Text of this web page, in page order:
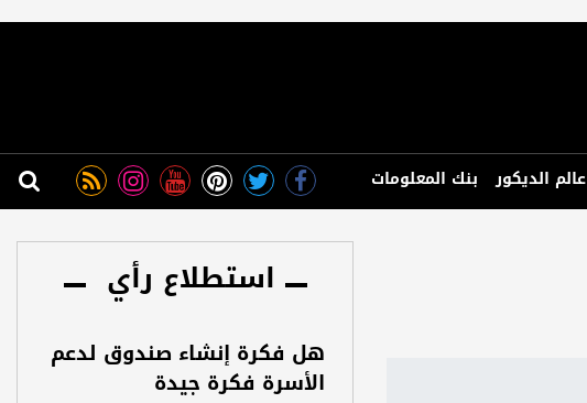
عالم الديكور بنك المعلومات
استطلاع رأي
هل فكرة إنشاء صندوق لدعم
الأسرة فكرة جيدة